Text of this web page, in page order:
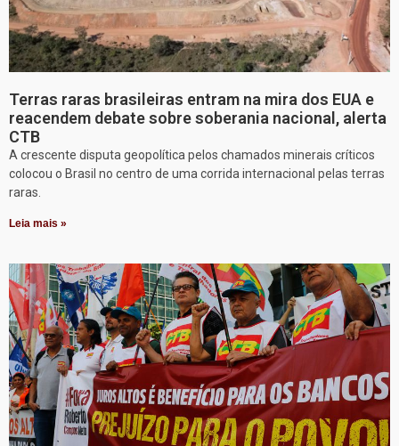
Terras raras brasileiras entram na mira dos EUA e
reacendem debate sobre soberania nacional, alerta
CTB
A crescente disputa geopolítica pelos chamados minerais críticos
colocou o Brasil no centro de uma corrida internacional pelas terras
raras.
Leia mais »